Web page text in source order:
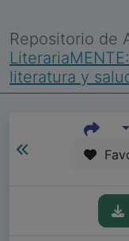
Repositorio de
literatura y